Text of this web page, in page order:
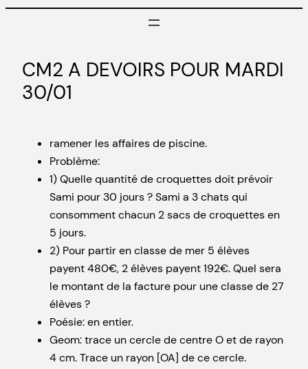
CM2 A DEVOIRS POUR MARDI
30/01
ramener les affaires de piscine.
Problème:
1) Quelle quantité de croquettes doit prévoir
Sami pour 30 jours ? Sami a 3 chats qui
consomment chacun 2 sacs de croquettes en
5 jours.
2) Pour partir en classe de mer 5 élèves
payent 480€, 2 élèves payent 192€. Quel sera
le montant de la facture pour une classe de 27
élèves ?
Poésie: en entier.
Geom: trace un cercle de centre O et de rayon
4 cm. Trace un rayon [OA] de ce cercle.